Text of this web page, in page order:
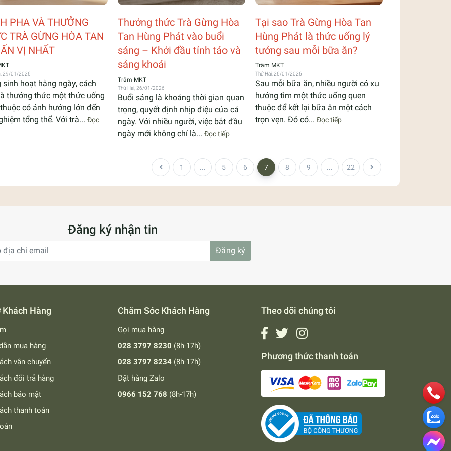
PHA VÀ THƯỞNG
TRÀ GỪNG HÒA TAN
VỊ NHẤT
29/01/2026
sinh hoạt hằng ngày, cách
thưởng thức một thức uống
có ảnh hưởng lớn đến
tổng thể. Với trà... Đọc
Thưởng thức Trà Gừng Hòa
Tan Hùng Phát vào buổi
sáng – Khởi đầu tỉnh táo và
sảng khoái
Trâm MKT
Thứ Hai, 26/01/2026
Buổi sáng là khoảng thời gian quan
trọng, quyết định nhịp điệu của cả
ngày. Với nhiều người, việc bắt đầu
ngày mới không chỉ là... Đọc tiếp
Tại sao Trà Gừng Hòa Tan
Hùng Phát là thức uống lý
tưởng sau mỗi bữa ăn?
Trâm MKT
Thứ Hai, 26/01/2026
Sau mỗi bữa ăn, nhiều người có xu
hướng tìm một thức uống quen
thuộc để kết lại bữa ăn một cách
trọn vẹn. Đó có... Đọc tiếp
1 ... 5 6 7 8 9 ... 22
Đăng ký nhận tin
Đăng ký
Khách Hàng
mua hàng
vận chuyển
đổi trả hàng
bảo mật
thanh toán
Chăm Sóc Khách Hàng
Gọi mua hàng
028 3797 8230 (8h-17h)
028 3797 8234 (8h-17h)
Đặt hàng Zalo
0966 152 768 (8h-17h)
Theo dõi chúng tôi
Phương thức thanh toán